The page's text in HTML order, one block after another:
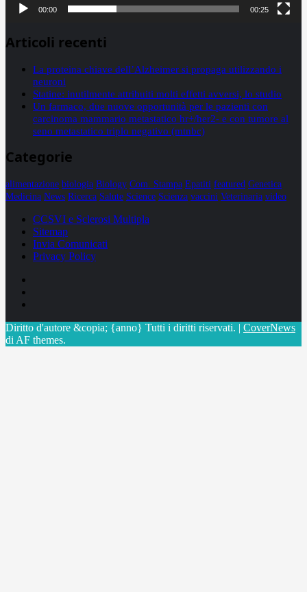
00:00 00:25
Articoli recenti
La proteina chiave dell’Alzheimer si propaga utilizzando i
neuroni
Statine: inutilmente attribuiti molti effetti avversi, lo studio
Un farmaco, due nuove opportunità per le pazienti con
carcinoma mammario metastatico hr+/her2- e con tumore al
seno metastatico triplo negativo (mtnbc)
Categorie
alimentazione biologia Biology Com. Stampa Epatiti featured Genetica
Medicina News Ricerca Salute Science Scienza vaccini Veterinaria video
CCSVI e Sclerosi Multipla
Sitemap
Invia Comunicati
Privacy Policy
Diritto d'autore &copia; {anno} Tutti i diritti riservati. | CoverNews
di AF themes.